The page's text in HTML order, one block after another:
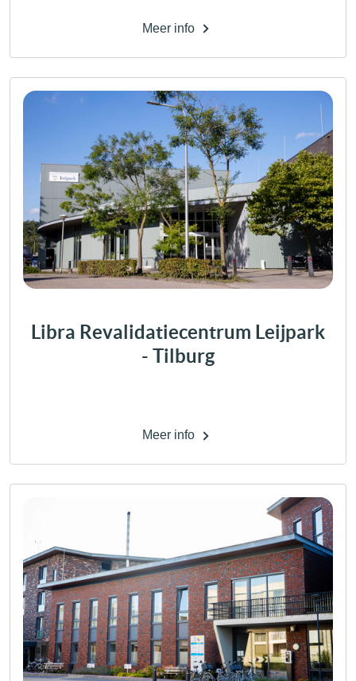
Meer info
Libra Revalidatiecentrum Leijpark
- Tilburg
Meer info